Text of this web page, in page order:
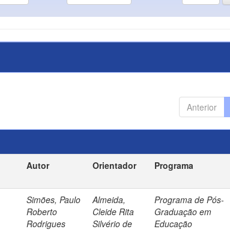
Anterior
Autor Orientador Programa
Simões, Paulo
Roberto
Rodrigues
Almeida,
Cleide Rita
Silvério de
Programa de Pós-
Graduação em
Educação